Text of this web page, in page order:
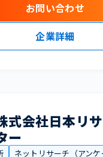
企業詳細
お問い合わせ
式会社日本リ
ー
ネットリサーチ（アンケ